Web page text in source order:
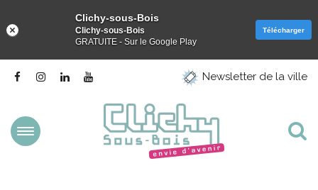
Lien
compte
Facebook
Lien
Lien
Linkedin
la
chaîne
Youtube
Newsletter de la ville
Aller
Clichy-sous-Bois
Clichy-sous-Bois
GRATUITE - Sur le Google Play
Télécharger